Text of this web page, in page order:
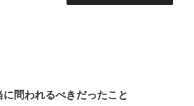
問われるべきだったこと